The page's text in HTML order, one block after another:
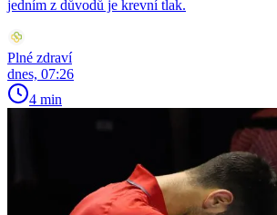
jedním z důvodů je krevní tlak.
Plné zdraví
dnes, 07:26
4 min